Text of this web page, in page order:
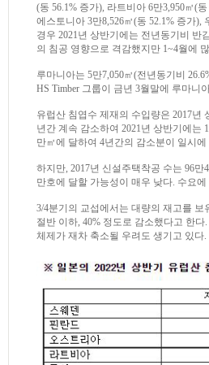
(동 56.1% 증가), 라트비아 6만3,950㎥(
에스토니아 3만8,526㎥(동 52.1% 증가),
경우 2021년 상반기에는 전년동기비 반
의 침공 영향으로 격감했지만 1~4월에
루마니아는 5만7,050㎥(전년동기비
HS Timber 그룹이 금년 3월말에 루마니
유럽산 침엽수 제재의 수입량은 2017년
년간 계속 감소하여 2021년 상반기에는
만㎥에 달하여 4년간의 감소분이 일시
하지만, 2017년 신설주택착공 수는 96만
만호에 달할 가능성이 매우 낮다. 수요
3/4분기의 교섭에서는 대량의 재고를
절반 이하, 40% 정도로 감소했다고 한
체제가 재차 축소될 우려도 생기고 있다.